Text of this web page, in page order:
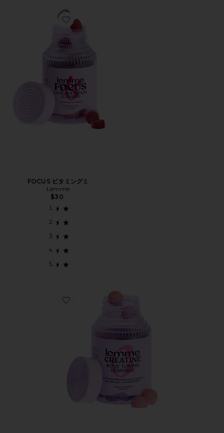
Favorite FOCUS ビタミングミ
FOCUS ビタミングミ
Lemme
$30
Favorite CREATINE BODY TONING GUMMIES サプリ